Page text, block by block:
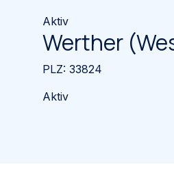
Aktiv
Werther
PLZ: 33824
Aktiv